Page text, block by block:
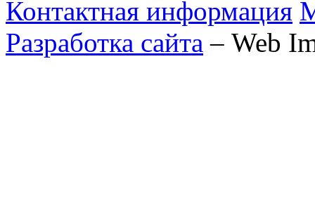
Контактная информация
Разработка сайта – Web